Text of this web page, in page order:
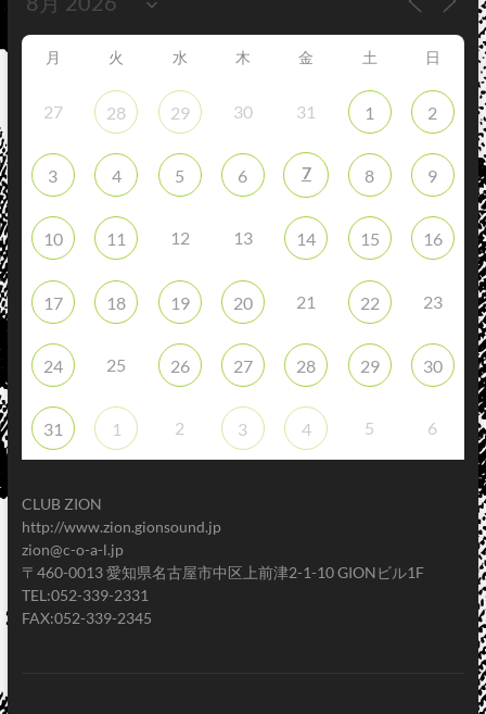
月 火 水 木 金 土 日
27 28 29 30 31 1 2
3 4 5 6 7 8 9
10 11 12 13 14 15 16
17 18 19 20 21 22 23
24 25 26 27 28 29 30
31 1 2 3 4 5 6
CLUB ZION
http://www.zion.gionsound.jp
zion@c-o-a-l.jp
〒460-0013 愛知県名古屋市中区上前津2-1-10 GIONビル1F
TEL:052-339-2331
FAX:052-339-2345